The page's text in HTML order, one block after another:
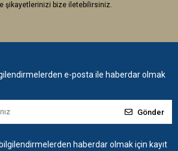
şikayetlerinizi bize iletebilirsiniz.
e-posta ile haberdar olmak
Gönder
haberdar olmak için kayıt